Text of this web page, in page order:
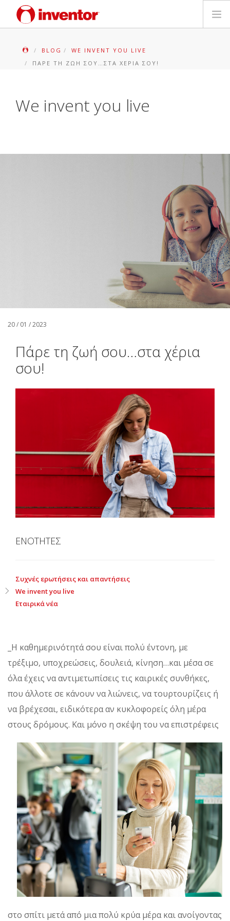
BLOG
WE INVENT YOU LIVE
ΠΆΡΕ ΤΗ ΖΩΉ ΣΟΥ…ΣΤΑ ΧΈΡΙΑ ΣΟΥ!
We invent you live
20 / 01 / 2023
Πάρε τη ζωή σου…στα χέρια
σου!
ΕΝΟΤΗΤΕΣ
Συχνές ερωτήσεις και απαντήσεις
We invent you live
Εταιρικά νέα
_Η καθημερινότητά σου είναι πολύ έντονη, με
τρέξιμο, υποχρεώσεις, δουλειά, κίνηση…και μέσα σε
όλα έχεις να αντιμετωπίσεις τις καιρικές συνθήκες,
που άλλοτε σε κάνουν να λιώνεις, να τουρτουρίζεις ή
να βρέχεσαι, ειδικότερα αν κυκλοφορείς όλη μέρα
στους δρόμους. Και μόνο η σκέψη του να επιστρέφεις
στο σπίτι μετά από μια πολύ κρύα μέρα και ανοίγοντας